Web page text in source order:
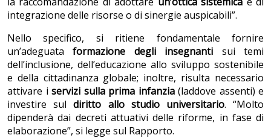
integrazione delle risorse o di sinergie auspicabili”.
Nello specifico, si ritiene fondamentale fornire
un’adeguataformazione degli insegnanti sui temi
dell’inclusione, dell’educazione allo sviluppo sostenibile
e della cittadinanza globale; inoltre, risulta necessario
attivare i servizi sulla prima infanzia(laddove assenti) e
investire suldiritto allo studio universitario. “Molto
dipenderà dai decreti attuativi delle riforme, in fase di
elaborazione”, si legge sul Rapporto.